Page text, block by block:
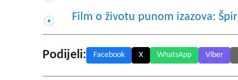
Film o životu punom izazova:
Podijeli: Facebook X WhatsApp Viber